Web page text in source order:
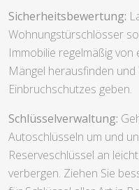
Sicherheitsbewertung:
Wohnungstürschlösser
Immobilie regelmäßig
Mängel herausfinden
Einbruchschutzes geben.
Schlüsselverwaltung:
Autoschlüsseln um und
Reserveschlüssel an
verbergen. Ziehen Sie